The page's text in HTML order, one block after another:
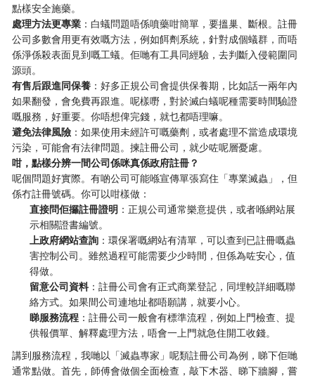
點樣安全施藥。
處理方法更專業 ：白蟻問題唔係噴藥咁簡單，要搵巢、斷根。註冊
公司多數會用更有效嘅方法，例如餌劑系統，針對成個蟻群，而唔
係淨係殺表面見到嘅工蟻。佢哋有工具同經驗，去判斷入侵範圍同
源頭。
有售后跟進同保養 ：好多正規公司會提供保養期，比如話一兩年內
如果翻發，會免費再跟進。呢樣嘢，對於滅白蟻呢種需要時間驗證
嘅服務，好重要。你唔想俾完錢，就乜都唔理嘛。
避免法律風險 ：如果使用未經許可嘅藥劑，或者處理不當造成環境
污染，可能會有法律問題。揀註冊公司，就少咗呢層憂慮。
咁，點樣分辨一間公司係咪真係政府註冊？
呢個問題好實際。有啲公司可能喺宣傳單張寫住「專業滅蟲」，但
係冇註冊號碼。你可以咁樣做：
直接問佢攞註冊證明 ：正規公司通常樂意提供，或者喺網站展
示相關證書編號。
上政府網站查詢 ：環保署嘅網站有清單，可以查到已註冊嘅蟲
害控制公司。雖然過程可能需要少少時間，但係為咗安心，值
得做。
留意公司資料：註冊公司會有正式商業登記，同埋較詳細嘅聯
絡方式。如果間公司連地址都唔願講，就要小心。
睇服務流程 ：註冊公司一般會有標準流程，例如上門檢查、提
供報價單、解釋處理方法，唔會一上門就急住開工收錢。
講到服務流程，我哋以「滅蟲專家」呢類註冊公司為例，睇下佢哋
通常點做。首先，師傅會做個全面檢查，敲下木器、睇下牆腳，嘗